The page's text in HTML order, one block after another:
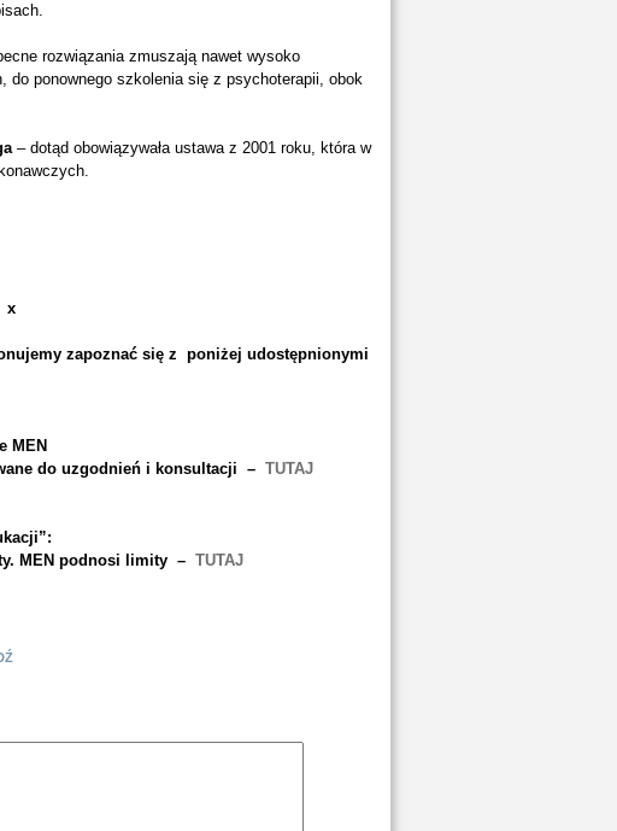
rozwiązania zmuszają nawet wysoko
ponownego szkolenia się z psychoterapii, obok
– dotąd obowiązywała ustawa z 2001 roku, która w
zapoznać się z poniżej udostępnionymi
MEN
do uzgodnień i konsultacji – TUTAJ
MEN podnosi limity –TUTAJ